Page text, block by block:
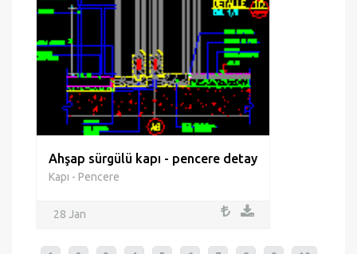
Ahşap sürgülü kapı - pencere detay
Kapı - Pencere
28 Jan